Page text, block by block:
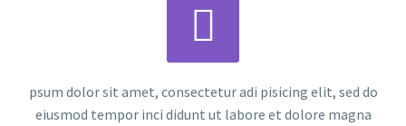


psum dolor sit amet, consectetur adi pisicing elit, sed do
eiusmod tempor inci didunt ut labore et dolore magna